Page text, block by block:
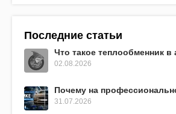
Последние статьи
Что такое теплообменник в
02.08.2026
Почему на
31.07.2026